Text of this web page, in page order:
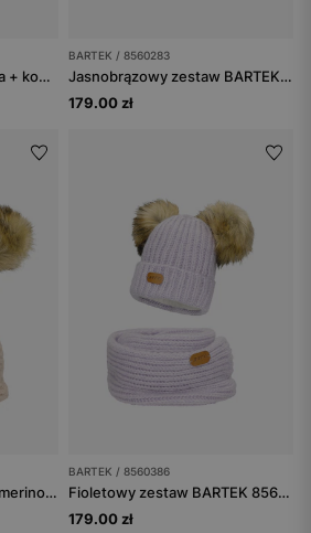
Niebieski komplet czapka + komin BARTEK 85602-86 z wełny merino
BARTEK / 8560283
Jasnobrązowy zestaw BARTEK 85602-83 z wełną merino - czapka + komin
179.00 zł
Zestaw zimowy z wełną merino BARTEK 85603-84 beżowa czapka z dwoma pomponami i komin
BARTEK / 8560386
Fioletowy zestaw BARTEK 85603-86 z wełną merino - czapka z dwoma pomponami i komin
179.00 zł